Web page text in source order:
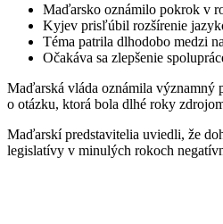
Maďarsko oznámilo pokrok v
Kyjev prisľúbil rozšírenie
Téma patrila dlhodobo medzi
Očakáva sa zlepšenie
Maďarská vláda oznámila významný
o otázku, ktorá bola dlhé roky
Maďarskí predstavitelia uviedli, že
legislatívy v minulých rokoch